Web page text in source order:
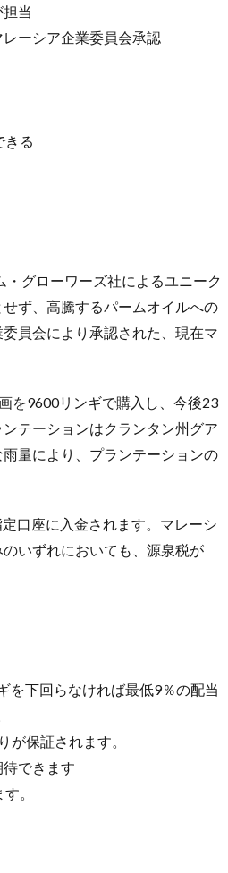
当
ーシア企業委員会承認
きる
グローワーズ社によるユニーク
ず、高騰するパームオイルへの
員会により承認された、現在マ
を9600リンギで購入し、今後23
テーションはクランタン州グア
量により、プランテーションの
口座に入金されます。マレーシ
いずれにおいても、源泉税が
を下回らなければ最低9％の配当
が保証されます。
できます
。